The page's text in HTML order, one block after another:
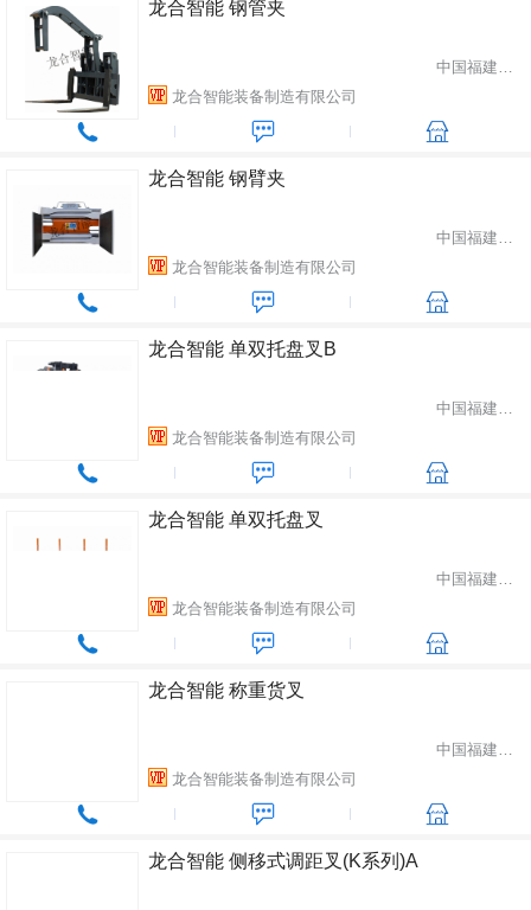
龙合智能 钢管夹
中国福建省龙岩市
龙合智能装备制造有限公司
龙合智能 钢臂夹
中国福建省龙岩市
龙合智能装备制造有限公司
龙合智能 单双托盘叉B
中国福建省龙岩市
龙合智能装备制造有限公司
龙合智能 单双托盘叉
中国福建省龙岩市
龙合智能装备制造有限公司
龙合智能 称重货叉
中国福建省龙岩市
龙合智能装备制造有限公司
龙合智能 侧移式调距叉(K系列)A